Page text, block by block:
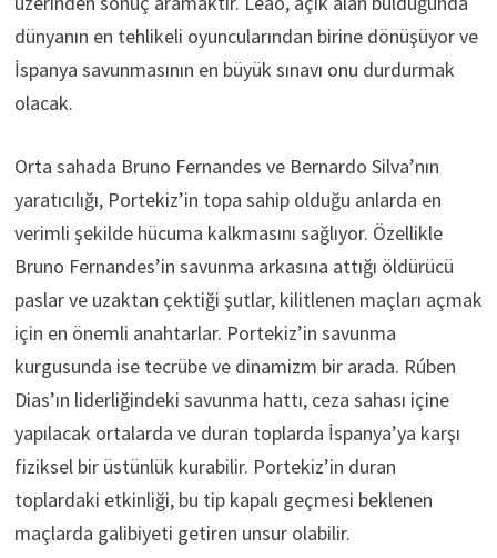
dünyanın en tehlikeli oyuncularından birine dönüşüyor ve
İspanya savunmasının en büyük sınavı onu durdurmak
olacak.
Orta sahada Bruno Fernandes ve Bernardo Silva’nın
yaratıcılığı, Portekiz’in topa sahip olduğu anlarda en
verimli şekilde hücuma kalkmasını sağlıyor. Özellikle
Bruno Fernandes’in savunma arkasına attığı öldürücü
paslar ve uzaktan çektiği şutlar, kilitlenen maçları açmak
için en önemli anahtarlar. Portekiz’in savunma
kurgusunda ise tecrübe ve dinamizm bir arada. Rúben
Dias’ın liderliğindeki savunma hattı, ceza sahası içine
yapılacak ortalarda ve duran toplarda İspanya’ya karşı
fiziksel bir üstünlük kurabilir. Portekiz’in duran
toplardaki etkinliği, bu tip kapalı geçmesi beklenen
maçlarda galibiyeti getiren unsur olabilir.